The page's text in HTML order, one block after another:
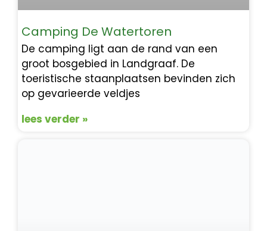
Camping De Watertoren
De camping ligt aan de rand van een
groot bosgebied in Landgraaf. De
toeristische staanplaatsen bevinden zich
op gevarieerde veldjes
lees verder »